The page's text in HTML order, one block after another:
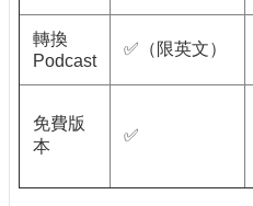
轉換
Podcast
✅（限英文）
免費版
本
✅